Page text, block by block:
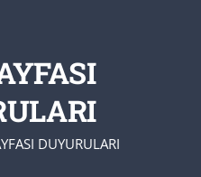
DUYURULARI